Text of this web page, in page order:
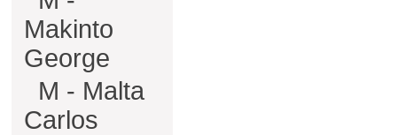
Makinto
George
M - Malta
Carlos